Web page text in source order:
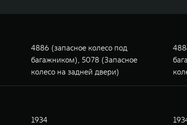
4886 (запасное колесо под
багажником), 5078 (Запасное
колесо на задней двери)
1934